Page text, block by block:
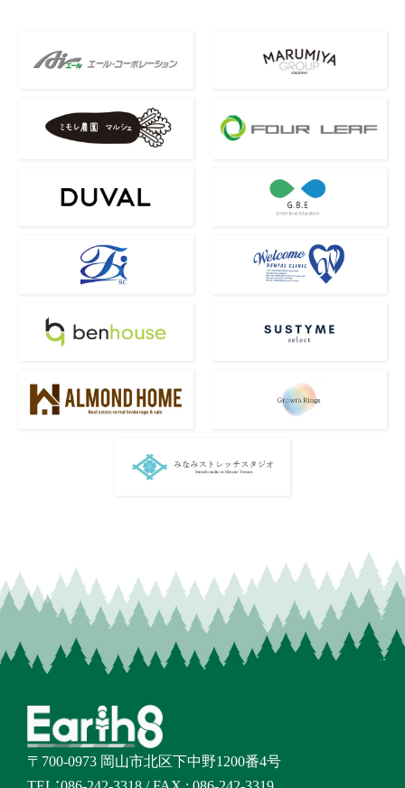
〒700-0973 岡山市北区下中野1200番4号